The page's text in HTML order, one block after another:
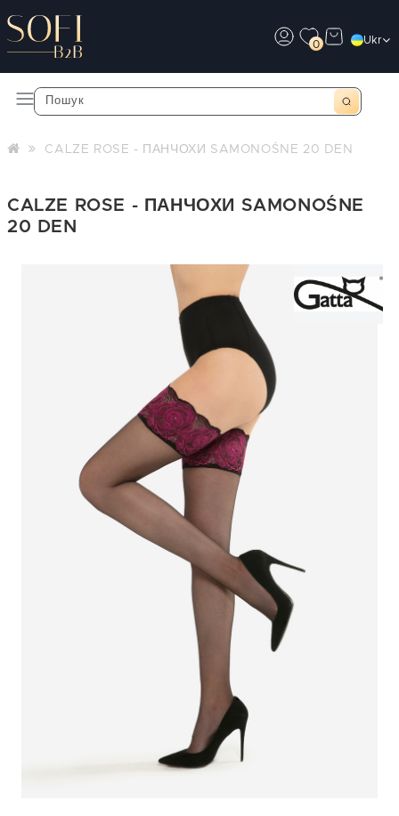
0 Ukr
CALZE ROSE - ПАНЧОХИ SAMONOŚNE 20 DEN
CALZE ROSE - ПАНЧОХИ SAMONOŚNE
20 DEN